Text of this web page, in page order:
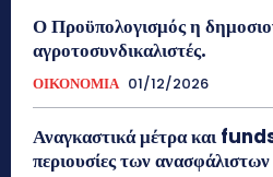
Ο Προϋπολογισμός η
αγροτοσυνδικαλιστές.
ΟΙΚΟΝΟΜΙΑ 01/12/2026
Αναγκαστικά μέτρα και
περιουσίες των